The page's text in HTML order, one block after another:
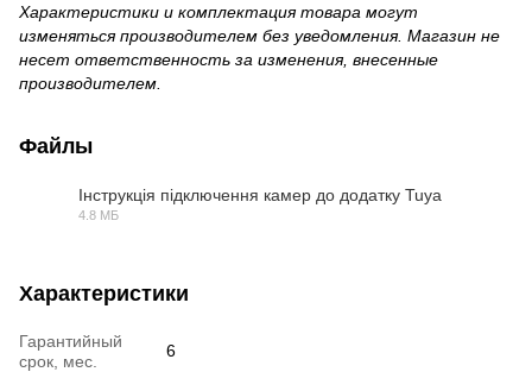
Характеристики и комплектация товара могут
изменяться производителем без уведомления. Магазин не
несет ответственность за изменения, внесенные
производителем.
Файлы
Інструкція підключення камер до додатку Tuya
4.8 МБ
Характеристики
Гарантийный
срок, мес.
6